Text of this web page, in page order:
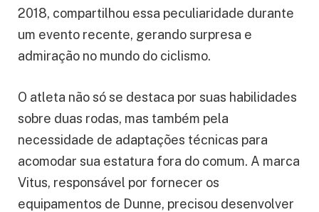
2018, compartilhou essa peculiaridade durante
um evento recente, gerando surpresa e
admiração no mundo do ciclismo.
O atleta não só se destaca por suas habilidades
sobre duas rodas, mas também pela
necessidade de adaptações técnicas para
acomodar sua estatura fora do comum. A marca
Vitus, responsável por fornecer os
equipamentos de Dunne, precisou desenvolver